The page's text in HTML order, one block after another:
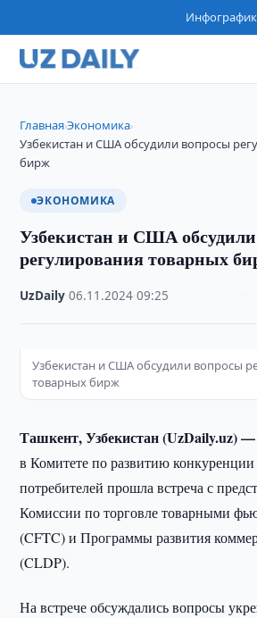
Главная›Экономика›
Узбекистан и США обсудили вопросы
бирж
ЭКОНОМИКА
Узбекистан и США
регулирования товарных
UzDaily ·06.11.2024 ·09:25
Узбекистан и США обсудили вопросы
товарных бирж
Ташкент, Узбекистан (UzDaily.uz)
в Комитете по развитию
потребителей прошла встреча с
Комиссии по торговле товарными
(CFTC) и Программы развития
(CLDP).
На встрече обсуждались вопросы